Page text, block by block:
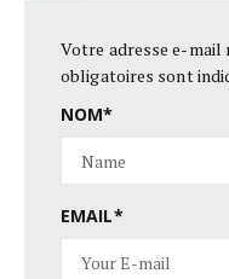
Votre adresse e-mail
obligatoires sont
NOM*
EMAIL*